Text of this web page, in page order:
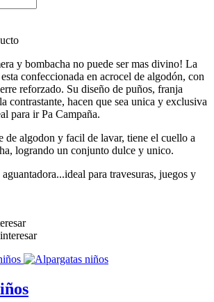
y bombacha no puede ser mas divino! La
confeccionada en acrocel de algodón, con
reforzado. Su diseño de puños, franja
contrastante, hacen que sea unica y exclusiva
para ir Pa Campaña.
de algodon y facil de lavar, tiene el cuello a
logrando un conjunto dulce y unico.
para travesuras, juegos y